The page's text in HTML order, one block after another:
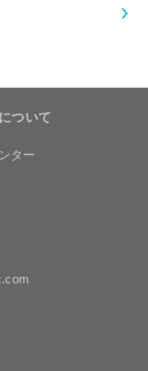
ついて
ター